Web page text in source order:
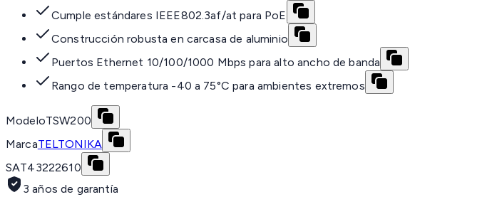
Cumple estándares IEEE802.3af/at para PoE
Construcción robusta en carcasa de aluminio
Puertos Ethernet 10/100/1000 Mbps para alto ancho de banda
Rango de temperatura -40 a 75°C para ambientes extremos
ModeloTSW200
MarcaTELTONIKA
SAT43222610
3 años de garantía